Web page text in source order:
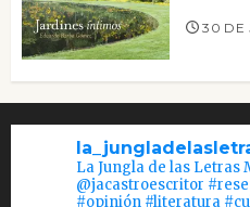
30 DE
La Jungla de las
@jacastroescritor
#opinión #literatura